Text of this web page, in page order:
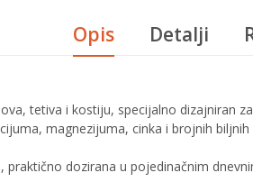
Opis Detalji
tetiva i kostiju, specijalno dizajniran
magnezijuma, cinka i brojnih
dozirana u pojedinačnim